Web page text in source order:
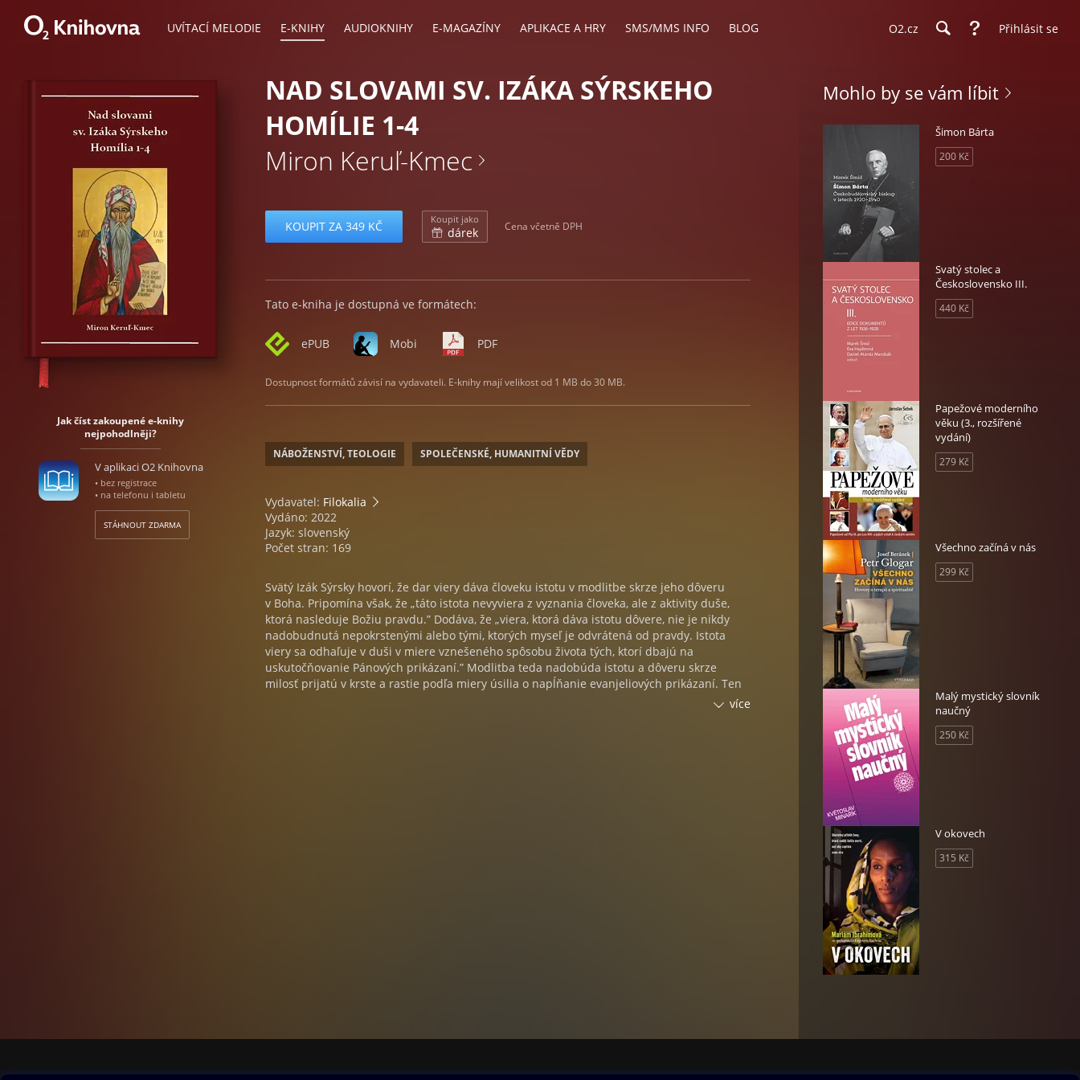
UVÍTACÍ MELODIE E-KNIHY AUDIOKNIHY E-MAGAZÍNY APLIKACE A HRY SMS/MMS INFO BLOG O2.cz Přihlásit se
Jak číst zakoupené e-knihy
nejpohodlněji?
V aplikaci O2 Knihovna
• bez registrace
• na telefonu i tabletu
STÁHNOUT ZDARMA
NAD SLOVAMI SV. IZÁKA SÝRSKEHO
HOMÍLIE 1-4
Miron Keruľ-Kmec
KOUPIT ZA 349 KČ Koupit jako
dárek Cena včetně DPH
Tato e-kniha je dostupná ve formátech:
ePUB Mobi PDF
Dostupnost formátů závisí na vydavateli. E-knihy mají velikost od 1 MB do 30 MB.
NÁBOŽENSTVÍ, TEOLOGIE SPOLEČENSKÉ, HUMANITNÍ VĚDY
Vydavatel: Filokalia
Vydáno: 2022
Jazyk: slovenský
Počet stran: 169
Svätý Izák Sýrsky hovorí, že dar viery dáva človeku istotu v modlitbe skrze jeho dôveru
v Boha. Pripomína však, že „táto istota nevyviera z vyznania človeka, ale z aktivity duše,
ktorá nasleduje Božiu pravdu.” Dodáva, že „viera, ktorá dáva istotu dôvere, nie je nikdy
nadobudnutá nepokrstenými alebo tými, ktorých myseľ je odvrátená od pravdy. Istota
viery sa odhaľuje v duši v miere vznešeného spôsobu života tých, ktorí dbajú na
uskutočňovanie Pánových prikázaní.” Modlitba teda nadobúda istotu a dôveru skrze
milosť prijatú v krste a rastie podľa miery úsilia o napĺňanie evanjeliových prikázaní. Ten
druhý zdroj nárastu istoty v modlitbe je azda potrebné bližšie vysvetliť. Keď sa človek více
Mohlo by se vám líbit
Šimon Bárta
200 Kč
Svatý stolec a
Československo III.
440 Kč
Papežové moderního
věku (3., rozšířené
vydání)
279 Kč
Všechno začíná v nás
299 Kč
Malý mystický slovník
naučný
250 Kč
V okovech
315 Kč